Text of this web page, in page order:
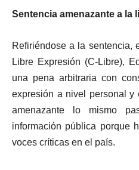
Sentencia amenazante a la
Refiriéndose a la sentencia,
Libre Expresión (C-Libre),
una pena arbitraria con
expresión a nivel personal y
amenazante lo mismo
información pública porque
voces críticas en el país.